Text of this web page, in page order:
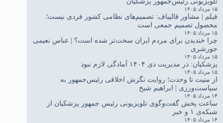
۱۵ مرداد ۱۴۰۵
فیلم | مشاور قالیباف: تصمیم‌های نظامی کشور فردی نیست؛
محصول تصمیم جمعی است
۱۵ مرداد ۱۴۰۵
چرا خندیدن برای مردم ایران سخت‌تر شده است؟ | عباس نعیمی
جورشری
۱۵ مرداد ۱۴۰۵
پزشکیان: در مدیریت دی ۱۴۰۴ آمادگی لازم نبود
۱۵ مرداد ۱۴۰۵
از منیت تا وحدت؛ روایت نگرش اخلاقی رئیس‌جمهور به
سیاست‌ورزی | ابراهیم شیخ
۱۴ مرداد ۱۴۰۵
ساعت پخش گفت‌وگوی تلویزیونی رئیس جمهور پزشکیان از
شبکه‌ی ۱ و خبر
۱۴ مرداد ۱۴۰۵